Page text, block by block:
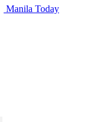
Manila Today